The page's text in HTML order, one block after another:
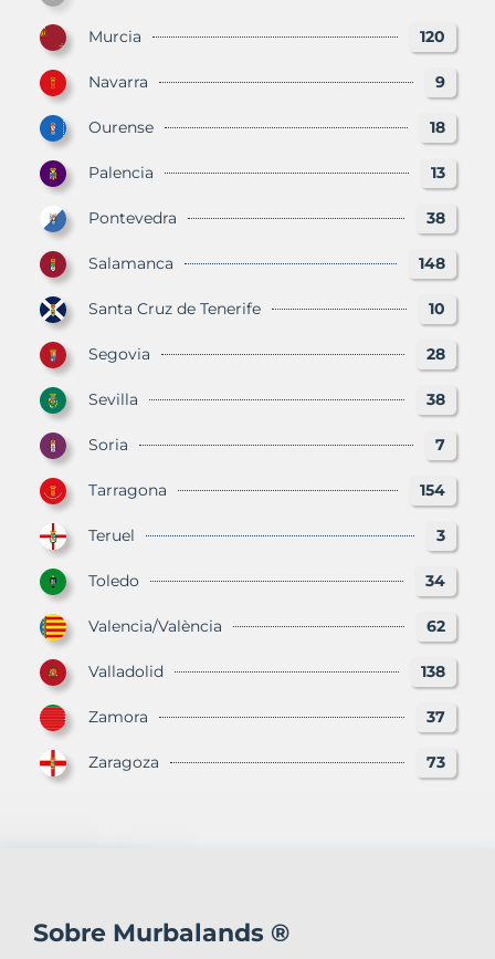
Murcia 120
Navarra 9
Ourense 18
Palencia 13
Pontevedra 38
Salamanca 148
Santa Cruz de Tenerife 10
Segovia 28
Sevilla 38
Soria 7
Tarragona 154
Teruel 3
Toledo 34
Valencia/València 62
Valladolid 138
Zamora 37
Zaragoza 73
Sobre Murbalands ®